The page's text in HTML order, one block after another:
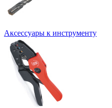
Аксессуары к инструменту